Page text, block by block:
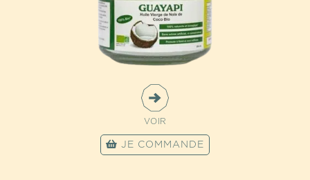
VOIR
JE COMMANDE